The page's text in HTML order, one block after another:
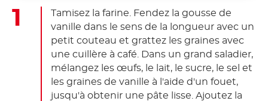
Tamisez la farine. Fendez la gousse de
vanille dans le sens de la longueur avec un
petit couteau et grattez les graines avec
une cuillère à café. Dans un grand saladier,
mélangez les œufs, le lait, le sucre, le sel et
les graines de vanille à l'aide d'un fouet,
jusqu'à obtenir une pâte lisse. Ajoutez la